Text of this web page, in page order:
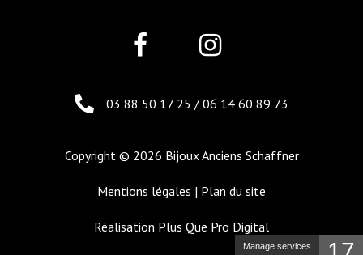
03 88 50 17 25 / 06 14 60 89 73
Copyright © 2026 Bijoux Anciens Schaffner
Mentions légales | Plan du site
Réalisation Plus Que Pro Digital
Manage services